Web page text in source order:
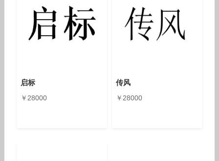
启标
￥28000
传风
￥28000